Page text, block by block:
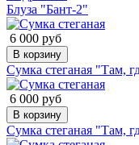
Блуза "Бант-2"
6 000 руб
В корзину
Сумка стеганая "Там,
6 000 руб
В корзину
Сумка стеганая "Там,